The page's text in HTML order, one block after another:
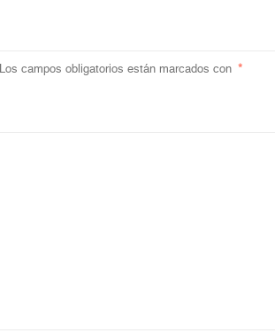
Los campos obligatorios están marcados con *